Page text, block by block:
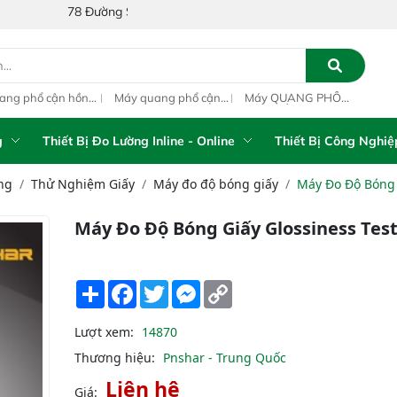
Đường Số 1A, Khu Phố 4, Phường Bình Tân, Thành phố Hồ Chí Minh,
phổ cận hồng
Máy quang phổ cận
NIR Analyzer
Máy QUANG PHỔ
Vista-R
Thiết Bị Đo Lường Inline - Online Thiết Bị Công
Thử Nghiệm Giấy Máy đo độ bóng giấy Máy Đo Độ Bóng
Máy Đo Độ Bóng Giấy Glossiness
Share Facebook
TwitterMessenger
Lượt xem: 14870
Thương hiệu: Pnshar - Trung Quốc
Giá: Liên hệ